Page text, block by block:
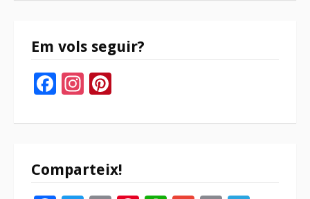
Em vols seguir?
Facebook
Instagram
Comparteix!